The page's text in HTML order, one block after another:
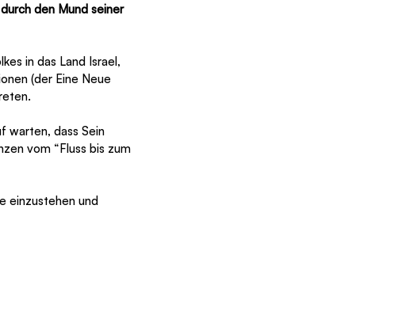
den Mund seiner
in das Land Israel,
(der Eine Neue
warten, dass Sein
vom “Fluss bis zum
einzustehen und